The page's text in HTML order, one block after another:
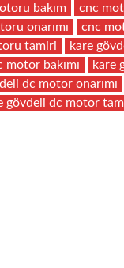
bakım cnc
onarımı cnc
tamiri kare
motor bakımı kare
dc motor onarımı
gövdeli dc motor